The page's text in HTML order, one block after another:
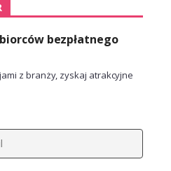
bezpłatnego
z branży, zyskaj atrakcyjne